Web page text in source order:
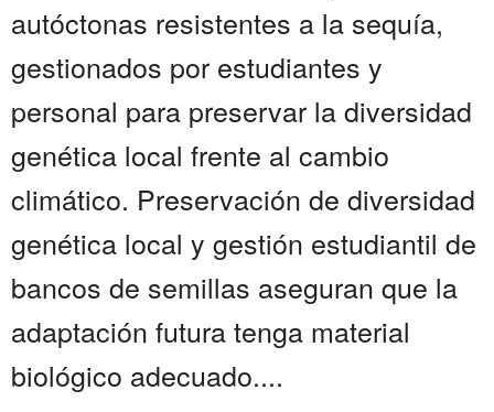
autóctonas resistentes a la sequía,
gestionados por estudiantes y
personal para preservar la diversidad
genética local frente al cambio
climático. Preservación de diversidad
genética local y gestión estudiantil de
bancos de semillas aseguran que la
adaptación futura tenga material
biológico adecuado....